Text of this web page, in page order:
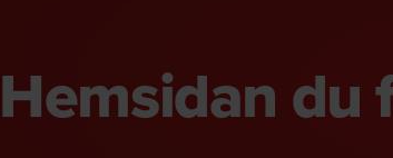
Hemsidan du